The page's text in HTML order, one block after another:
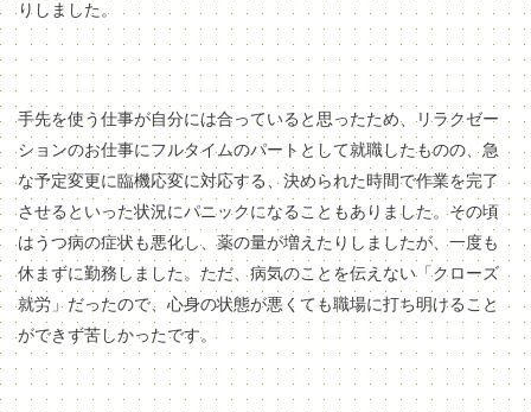
りしました。
手先を使う仕事が自分には合っていると思ったため、リラクゼー
ションのお仕事にフルタイムのパートとして就職したものの、急
な予定変更に臨機応変に対応する、決められた時間で作業を完了
させるといった状況にパニックになることもありました。その頃
はうつ病の症状も悪化し、薬の量が増えたりしましたが、一度も
休まずに勤務しました。ただ、病気のことを伝えない「クローズ
就労」だったので、心身の状態が悪くても職場に打ち明けること
ができず苦しかったです。